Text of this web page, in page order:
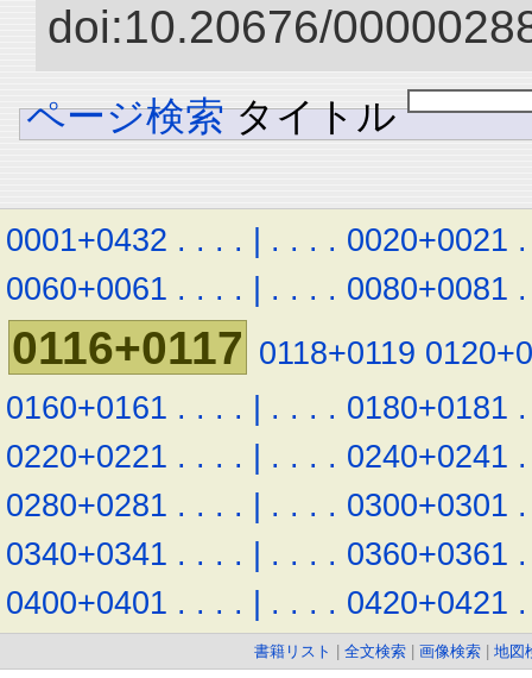
doi:10.20676/
ページ検索 タイトル
0001+0432 . . . . | . . . . 0020+0021 .
0060+0061 . . . . | . . . . 0080+0081 .
0116+0117 0118+0119
0160+0161 . . . . | . . . . 0180+0181 .
0220+0221 . . . . | . . . . 0240+0241 .
0280+0281 . . . . | . . . . 0300+0301 .
0340+0341 . . . . | . . . . 0360+0361 .
0400+0401 . . . . | . . . . 0420+0421 .
書籍リスト 全文検索 画像検索 地図